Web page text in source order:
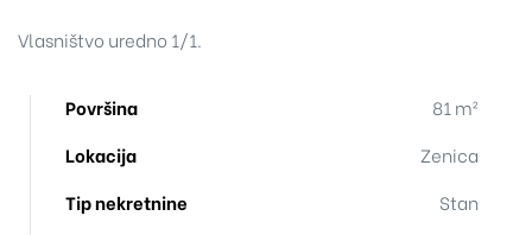
Vlasništvo uredno 1/1.
Površina
81 m²
Lokacija
Zenica
Tip nekretnine
Stan